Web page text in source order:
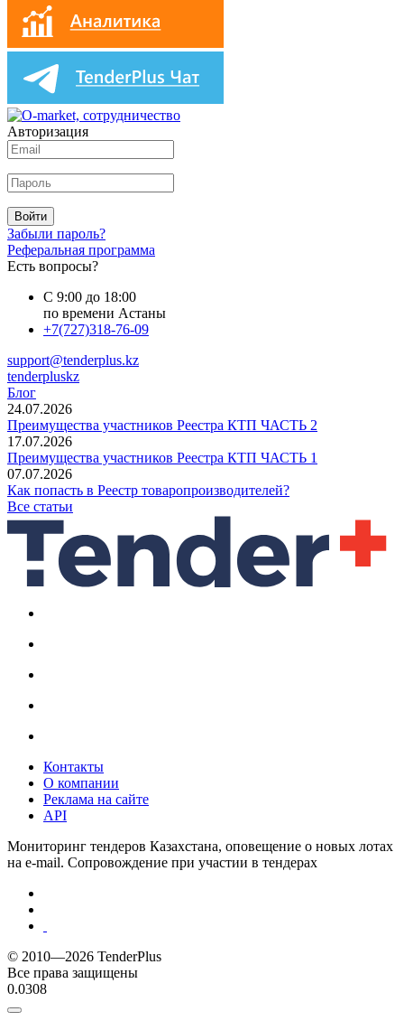
Авторизация
Войти
Забыли пароль?
Реферальная программа
Есть вопросы?
С 9:00 до 18:00
по времени Астаны
+7(727)318-76-09
support@tenderplus.kz
tenderpluskz
Блог
24.07.2026
Преимущества участников Реестра КТП ЧАСТЬ 2
17.07.2026
Преимущества участников Реестра КТП ЧАСТЬ 1
07.07.2026
Как попасть в Реестр товаропроизводителей?
Все статьи
Контакты
О компании
Реклама на сайте
API
Мониторинг тендеров Казахстана, оповещение о новых лотах
на e-mail. Сопровождение при участии в тендерах
© 2010—2026 TenderPlus
Все права защищены
0.0308